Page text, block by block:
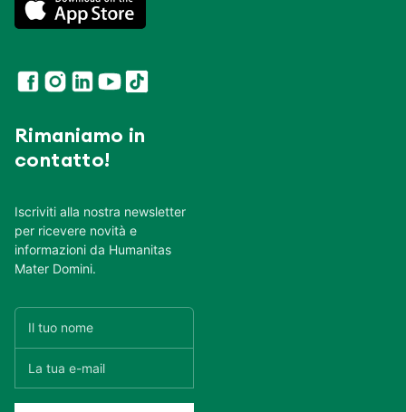
Rimaniamo in
contatto!
Iscriviti alla nostra newsletter
per ricevere novità e
informazioni da Humanitas
Mater Domini.